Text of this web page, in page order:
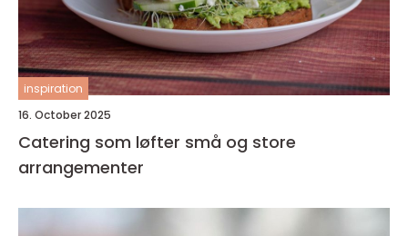
inspiration
16. October 2025
Catering som løfter små og store
arrangementer